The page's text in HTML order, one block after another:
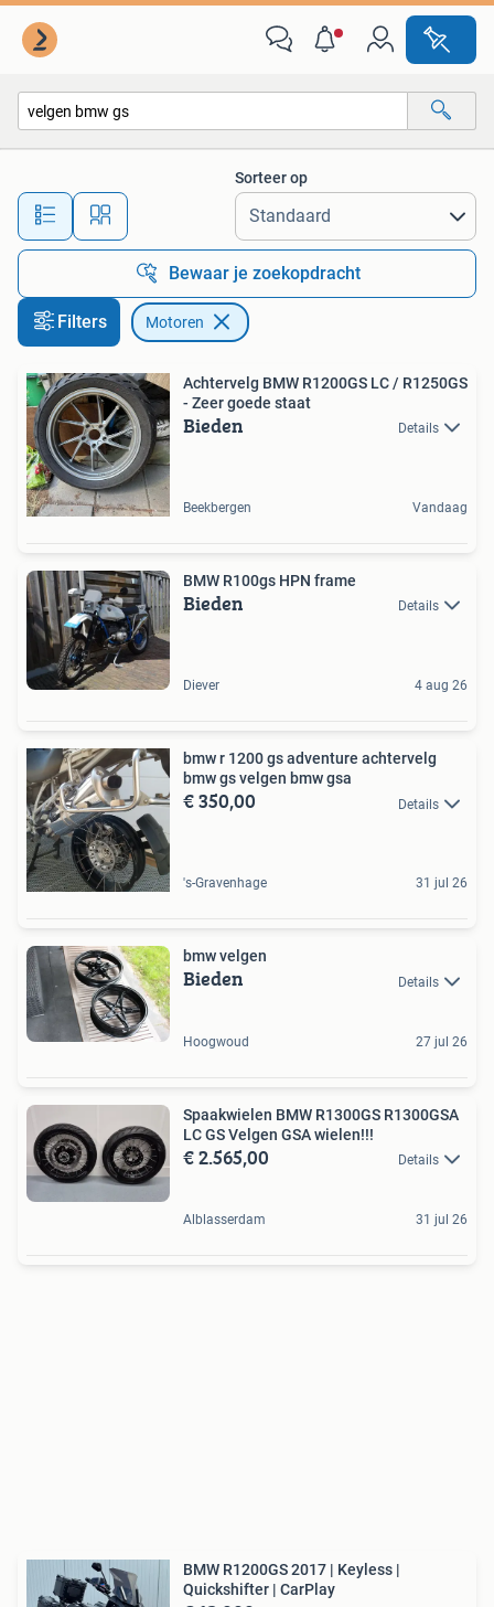
Alle afstanden…
Sorteer op
Bewaar je zoekopdracht
Filters Motoren
Achtervelg BMW R1200GS LC / R1250GS
- Zeer goede staat
Bieden Details
Beekbergen Vandaag
BMW R100gs HPN frame
Bieden Details
Diever 4 aug 26
bmw r 1200 gs adventure achtervelg
bmw gs velgen bmw gsa
€ 350,00 Details
's-Gravenhage 31 jul 26
bmw velgen
Bieden Details
Hoogwoud 27 jul 26
Spaakwielen BMW R1300GS R1300GSA
LC GS Velgen GSA wielen!!!
€ 2.565,00 Details
Alblasserdam 31 jul 26
BMW R1200GS 2017 | Keyless |
Quickshifter | CarPlay